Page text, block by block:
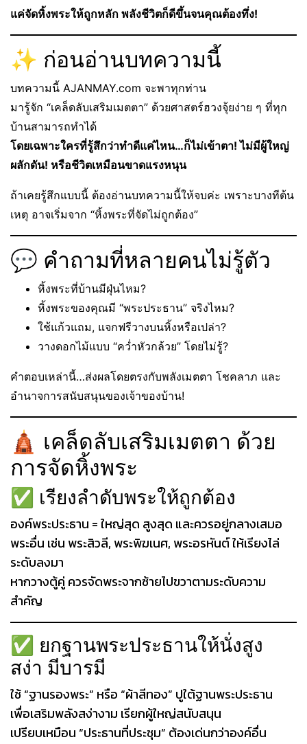
แค่จัดหิ้งพระให้ถูกหลัก พลังชีวิตก็ดีขึ้นจนคุณต้องทึ่ง!
✨ ก่อนอ่านบทความนี้
บทความนี้ AJANMAY.com จะพาทุกท่าน
มารู้จัก “เคล็ดลับเสริมเมตตา” ด้วยศาสตร์ฮวงจุ้ยง่าย ๆ ที่ทุก
บ้านสามารถทำได้
โดยเฉพาะใครที่รู้สึกว่าทำดีแค่ไหน…ก็ไม่เข้าตา! ไม่มีผู้ใหญ่
ผลักดัน! หรือชีวิตเหมือนขาดแรงหนุน
ถ้าเคยรู้สึกแบบนี้ ต้องอ่านบทความนี้ให้จบค่ะ เพราะบางทีต้น
เหตุ อาจเริ่มจาก “หิ้งพระที่จัดไม่ถูกต้อง”
💬 คำถามที่หลายคนไม่รู้ตัว
หิ้งพระที่บ้านมีฝุ่นไหม?
หิ้งพระของคุณมี “พระประธาน” จริงไหม?
ใช้แก้วแถม, แจกฟรีวางบนหิ้งหรือเปล่า?
วางดอกไม้แบบ “คว่ำหัวกล้วย” โดยไม่รู้?
คำตอบเหล่านี้…ส่งผลโดยตรงกับพลังเมตตา โชคลาภ และ
อำนาจการสนับสนุนของเจ้าของบ้าน!
🛕 เคล็ดลับเสริมเมตตา ด้วย
การจัดหิ้งพระ
✅ เรียงลำดับพระให้ถูกต้อง
องค์พระประธาน = ใหญ่สุด สูงสุด และควรอยู่กลางเสมอ
พระอื่น เช่น พระสิวลี, พระพิฆเนศ, พระอรหันต์ ให้เรียงไล่
ระดับลงมา
หากวางตู้คู่ ควรจัดพระจากซ้ายไปขวาตามระดับความ
สำคัญ
✅ ยกฐานพระประธานให้นั่งสูง
สง่า มีบารมี
ใช้ “ฐานรองพระ” หรือ “ผ้าสีทอง” ปูใต้ฐานพระประธาน
เพื่อเสริมพลังสง่างาม เรียกผู้ใหญ่สนับสนุน
เปรียบเหมือน “ประธานที่ประชุม” ต้องเด่นกว่าองค์อื่น